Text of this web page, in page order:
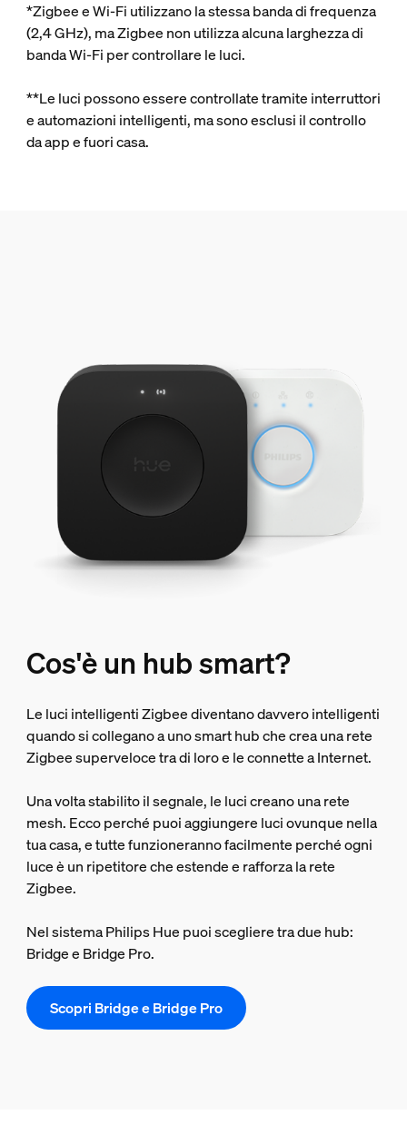
*Zigbee e Wi-Fi utilizzano la stessa banda di frequenza
(2,4 GHz), ma Zigbee non utilizza alcuna larghezza di
banda Wi-Fi per controllare le luci.
**Le luci possono essere controllate tramite interruttori
e automazioni intelligenti, ma sono esclusi il controllo
da app e fuori casa.
Cos'è un hub smart?
Le luci intelligenti Zigbee diventano davvero intelligenti
quando si collegano a uno smart hub che crea una rete
Zigbee superveloce tra di loro e le connette a Internet.
Una volta stabilito il segnale, le luci creano una rete
mesh. Ecco perché puoi aggiungere luci ovunque nella
tua casa, e tutte funzioneranno facilmente perché ogni
luce è un ripetitore che estende e rafforza la rete
Zigbee.
Nel sistema Philips Hue puoi scegliere tra due hub:
Bridge e Bridge Pro.
Scopri Bridge e Bridge Pro